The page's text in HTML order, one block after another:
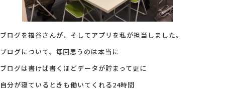
ブログを福谷さんが、そしてアプリを私が担当しました。
ブログについて、毎回思うのは本当に
ブログは書けば書くほどデータが貯まって更に
自分が寝ているときも働いてくれる24時間